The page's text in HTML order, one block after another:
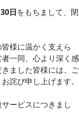
日をもちまして、閉
様に温かく支えら
一同、心より深く感
ました皆様には、ご
詫び申し上げます。
ービスにつきまし